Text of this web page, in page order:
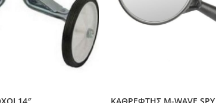
14″ ΚΑΘΡΕΦΤΗΣ M-WAVE SPY